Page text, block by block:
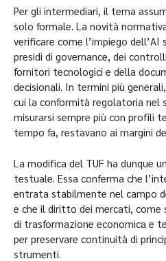
Per gli intermediari, il tema
solo formale. La novità
verificare come l’impiego dell’AI
presidi di governance, dei
fornitori tecnologici e della
decisionali. In termini più
cui la conformità regolatoria nel
misurarsi sempre più con profili
tempo fa, restavano ai margini
La modifica del TUF ha dunque
testuale. Essa conferma che
entrata stabilmente nel campo
e che il diritto dei mercati, come
di trasformazione economica e
per preservare continuità di
strumenti.